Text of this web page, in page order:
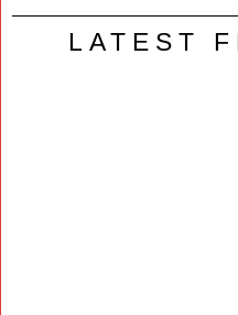
LATEST